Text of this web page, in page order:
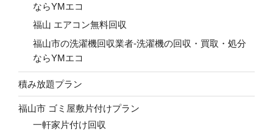
ならYMエコ
福山 エアコン無料回収
福山市の洗濯機回収業者-洗濯機の回収・買取・処分
ならYMエコ
積み放題プラン
福山市 ゴミ屋敷片付けプラン
一軒家片付け回収